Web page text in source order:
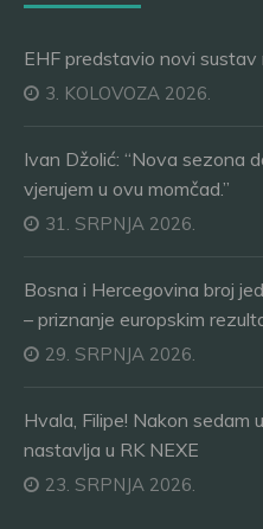
EHF predstavio novi sustav
3. KOLOVOZA 2026.
Ivan Džolić: “Nova sezona
vjerujem u ovu momčad.”
31. SRPNJA 2026.
Bosna i Hercegovina broj
– priznanje europskim
29. SRPNJA 2026.
Hvala, Filipe! Nakon sedam
nastavlja u RK NEXE
23. SRPNJA 2026.